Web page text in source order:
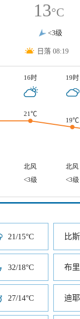
13°C
<3级
日落 08:19
16时 19时
21℃
19℃
北风
北风
<3级 <3级
21/15°C 比
32/18°C 布
27/14°C 迪